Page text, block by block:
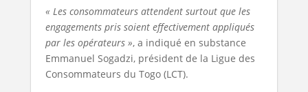
« Les consommateurs attendent surtout que les
engagements pris soient effectivement appliqués
par les opérateurs », a indiqué en substance
Emmanuel Sogadzi, président de la Ligue des
Consommateurs du Togo (LCT).